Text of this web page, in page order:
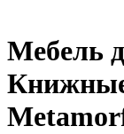
Мебель